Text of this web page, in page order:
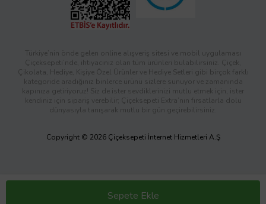
Sepete Ekle
Türkiye’nin önde gelen online alışveriş sitesi ve mobil uygulaması
Çiçeksepeti’nde, ihtiyacınız olan tüm ürünleri bulabilirsiniz. Çiçek,
Çikolata, Hediye, Kişiye Özel Ürünler ve Hediye Setleri gibi birçok farklı
kategoride aradığınız binlerce ürünü sizlere sunuyor ve zamanında
kapınıza getiriyoruz! Siz de ister sevdiklerinizi mutlu etmek için, ister
kendiniz için sipariş verebilir; Çiçeksepeti Extra’nın fırsatlarla dolu
dünyasıyla tanışarak mutlu bir gün geçirebilirsiniz.
Copyright © 2026 Çiçeksepeti İnternet Hizmetleri A.Ş